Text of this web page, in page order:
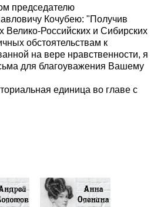
председателю
Кочубею: "Получив
Велико-Российских и Сибирских
обстоятельствам к
на вере нравственности, я
для благоуважения Вашему
единица во главе с